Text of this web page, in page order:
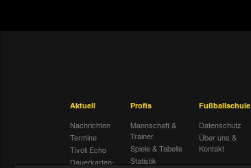
Aktuell
Nachrichten
Termine
Tivoli Echo
Dauerkarten-
Profis
Mannschaft &
Trainer
Spiele & Tabelle
Statistik
Fußballschule
Datenschutz
Über uns &
Kontakt